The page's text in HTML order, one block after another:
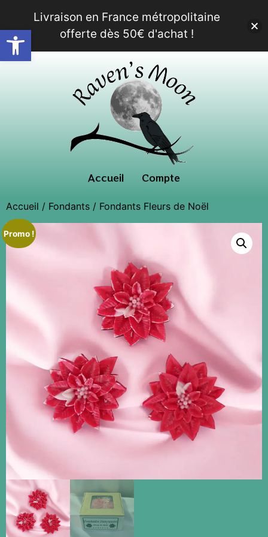
Ouvrir la barre d’outils
Accueil Compte
Accueil / Fondants / Fondants Fleurs de Noël
Promo !
Livraison en France métropolitaine
offerte dès 50€ d'achat !